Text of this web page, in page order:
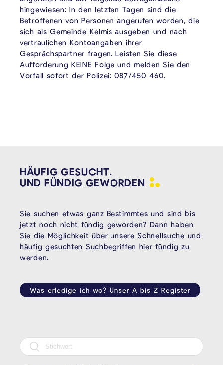
hingewiesen: In den letzten Tagen sind die
Betroffenen von Personen angerufen worden, die
sich als Gemeinde Kelmis ausgeben und nach
vertraulichen Kontoangaben ihrer
Gesprächspartner fragen. Leisten Sie diese
Aufforderung KEINE Folge und melden Sie den
Vorfall sofort der Polizei: 087/450 460.
HÄUFIG GESUCHT.
UND FÜNDIG GEWORDEN
Sie suchen etwas ganz Bestimmtes und sind bis
jetzt noch nicht fündig geworden? Dann haben
Sie die Möglichkeit über unsere Schnellsuche und
häufig gesuchten Suchbegriffen hier fündig zu
werden.
Was erledige ich wo? Unser A bis Z Register